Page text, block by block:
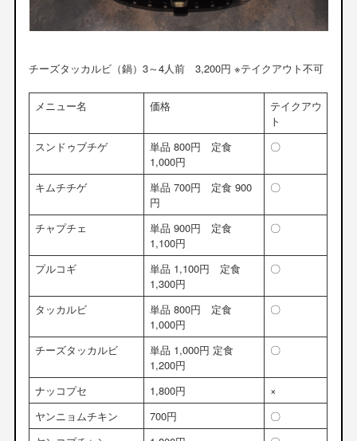
チーズタッカルビ（鍋）3～4人前 3,200円 ※テイクアウト不可
メニュー名 価格
テイクアウ
ト
スンドゥブチゲ
単品 800円 定食
1,000円
〇
キムチチゲ
単品 700円 定食 900
円
〇
チャプチェ
単品 900円 定食
1,100円
〇
プルコギ
単品 1,100円 定食
1,300円
〇
タッカルビ
単品 800円 定食
1,000円
〇
チーズタッカルビ
単品 1,000円 定食
1,200円
〇
ナッコプセ 1,800円
×
ヤンニョムチキン
700円
〇